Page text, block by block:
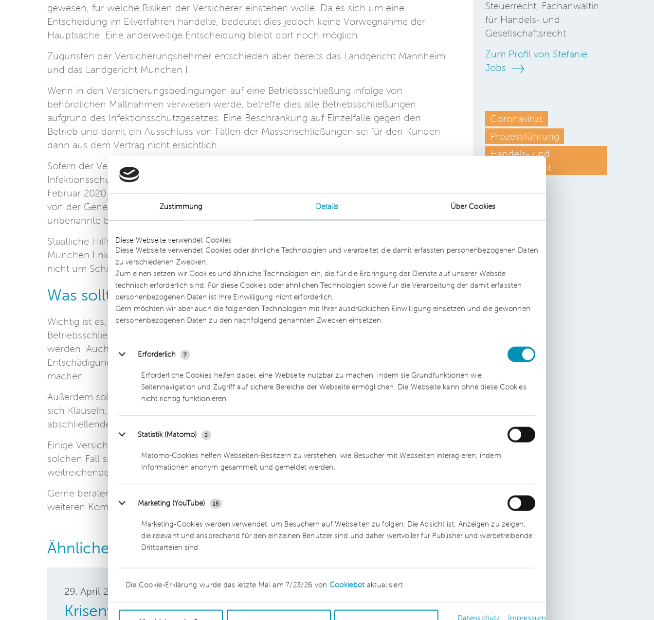
Zustimmung Details Über Cookies
Diese Webseite verwendet Cookies
Diese Webseite verwendet Cookies oder ähnliche Technologien und verarbeitet die damit erfassten personenbezogenen Daten
zu verschiedenen Zwecken.
Zum einen setzen wir Cookies und ähnliche Technologien ein, die für die Erbringung der Dienste auf unserer Website
technisch erforderlich sind. Für diese Cookies oder ähnlichen Technologien sowie für die Verarbeitung der damit erfassten
personenbezogenen Daten ist Ihre Einwilligung nicht erforderlich.
Gern möchten wir aber auch die folgenden Technologien mit Ihrer ausdrücklichen Einwilligung einsetzen und die gewonnen
personenbezogenen Daten zu den nachfolgend genannten Zwecken einsetzen:
Erforderlich 7
Erforderliche Cookies helfen dabei, eine Webseite nutzbar zu machen, indem sie Grundfunktionen wie
Seitennavigation und Zugriff auf sichere Bereiche der Webseite ermöglichen. Die Webseite kann ohne diese Cookies
nicht richtig funktionieren.
Statistik (Matomo) 2
Matomo-Cookies helfen Webseiten-Besitzern zu verstehen, wie Besucher mit Webseiten interagieren, indem
Informationen anonym gesammelt und gemeldet werden.
Marketing (YouTube) 15
Marketing-Cookies werden verwendet, um Besuchern auf Webseiten zu folgen. Die Absicht ist, Anzeigen zu zeigen,
die relevant und ansprechend für den einzelnen Benutzer sind und daher wertvoller für Publisher und werbetreibende
Drittparteien sind.
Die Cookie-Erklärung wurde das letzte Mal am 7/23/26 von Cookiebot aktualisiert
Datenschutz Impressum
gewesen, für welche Risiken der Versicherer einstehen wolle. Da es sich um eine
Entscheidung im Eilverfahren handelte, bedeutet dies jedoch keine Vorwegnahme der
Hauptsache. Eine anderweitige Entscheidung bleibt dort noch möglich.
Zugunsten der Versicherungsnehmer entschieden aber bereits das Landgericht Mannheim
und das Landgericht München I.
Wenn in den Versicherungsbedingungen auf eine Betriebsschließung infolge von
behördlichen Maßnahmen verwiesen werde, betreffe dies alle Betriebsschließungen
aufgrund des Infektionsschutzgesetzes. Eine Beschränkung auf Einzelfälle gegen den
Betrieb und damit ein Ausschluss von Fällen der Massenschließungen sei für den Kunden
dann aus dem Vertrag nicht ersichtlich.
Sofern der Vertrag auf meldepflichtige Krankheitserreger im Sinne der §§ 6, 7
Infektionsschutzgesetz (IfSG) beruhe, sei auch nicht schädlich, dass Covid-19 erst im
Februar 2020 ausdrücklich in die Liste aufgenommen wurde. Dies sei auch vorher bereits
von der Generalklausel des § 6 Abs. 1 Nr. 5 IfSG umfasst gewesen, wonach auch
unbenannte bedrohliche Krankheiten meldepflichtig sind.
Staatliche Hilfszahlungen müssen sich die Versicherten nach Auffassung des Landgerichts
München I nicht anrechnen lassen, da es sich dabei um staatliche Leistungen handele und
nicht um Schadensersatzzahlungen.
Was sollten Unternehmen jetzt tun?
Wichtig ist es, den eigenen Pflichten aus dem Vertrag nachzukommen.
Betriebsschließungen müssen der Versicherung in der Regel unverzüglich gemeldet
werden. Auch darüber hinaus kann es weitere Pflichten geben, etwa
Entschädigungsansprüche nach dem IfSG gegenüber der zuständigen Behörde geltend zu
machen.
Außerdem sollten die Vertragsbedingungen genau geprüft werden. Gegebenenfalls finden
sich Klauseln, die eine Haftung für weltweite Pandemien ausschließen oder die als
abschließende Aufzählung der Krankheiten und Krankheitserreger aufzufassen sind.
Einige Versicherungen bieten „aus Kulanz“ auch die Zahlung eines Teilbetrags an. In einem
solchen Fall sind die Bedingungen genau zu überprüfen, da diese in der Regel mit einer
weitreichenden Abgeltungs- und Verzichtserklärung verbunden sind.
Gerne beraten wir Sie persönlich bei der Prüfung Ihrer Vertragsbedingungen und der
weiteren Kommunikation mit Ihrem Versicherer.
Ähnliche Beiträge
29. April 2019
Krisenvorsorge mit einer D&O-Versicherung?
Steuerrecht, Fachanwältin
für Handels- und
Gesellschaftsrecht
Zum Profil von Stefanie
Jobs
Coronavirus
Prozessführung
Handels- und
Vertriebsrecht